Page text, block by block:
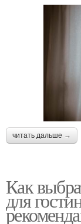
читать дальше →
Как
для